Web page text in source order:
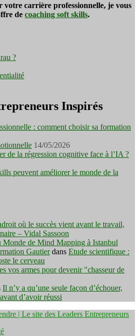
votre carrière professionnelle, je vous
de coaching soft skills.
?
Inspirés
: comment choisir sa formation
14/05/2026
de la régression cognitive face à l’IA ?
peuvent améliorer le monde de la
où le succès vient avant le travail,
– Vidal Sassoon
Monde de Mind Mapping à Istanbul
Gautierdans Etude scientifique :
le cerveau
vos armes pour devenir "chasseur de
Il n’y a qu’une seule façon d’échouer,
d’avoir réussi
| Le site des Leaders Entrepreneurs